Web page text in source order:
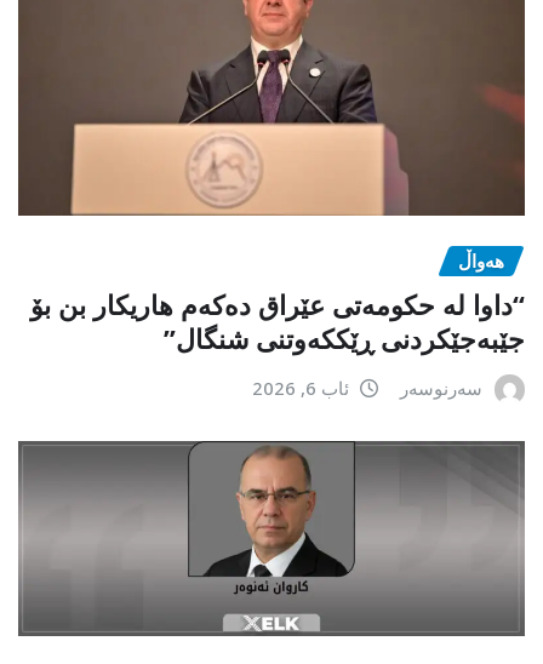
هەواڵ
“داوا لە حكومەتی عێراق دەكەم هاریكار بن بۆ
جێبەجێكردنی ڕێككەوتنی شنگال”
سەرنوسەر ئاب 6, 2026